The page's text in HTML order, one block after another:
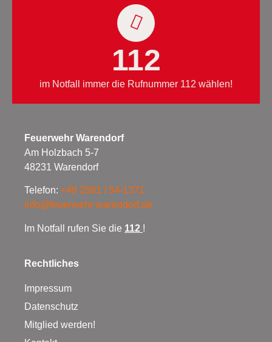
112
im Notfall immer die Rufnummer 112 wählen!
Feuerwehr Warendorf
Am Holzbach 5-7
48231 Warendorf
Telefon: +49 2581 / 54-1371
info@feuerwehr-warendorf.de
Im Notfall rufen Sie die 112 !
Rechtliches
Impressum
Datenschutz
Mitglied werden!